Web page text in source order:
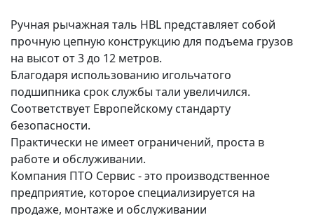
Ручная рычажная таль HBL представляет собой
прочную цепную конструкцию для подъема грузов
на высот от 3 до 12 метров.
Благодаря использованию игольчатого
подшипника срок службы тали увеличился.
Соответствует Европейскому стандарту
безопасности.
Практически не имеет ограничений, проста в
работе и обслуживании.
Компания ПТО Сервис - это производственное
предприятие, которое специализируется на
продаже, монтаже и обслуживании